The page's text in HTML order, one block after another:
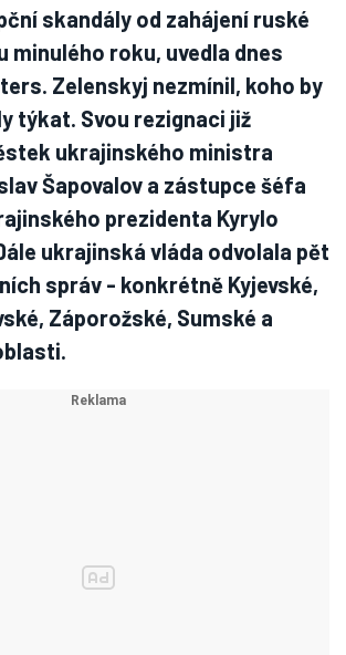
skandály od zahájení ruské
minulého roku, uvedla dnes
Zelenskyj nezmínil, koho by
týkat. Svou rezignaci již
ukrajinského ministra
Šapovalov a zástupce šéfa
prezidenta Kyrylo
ukrajinská vláda odvolala pět
správ - konkrétně Kyjevské,
Záporožské, Sumské a